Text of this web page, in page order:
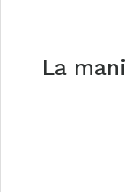
La